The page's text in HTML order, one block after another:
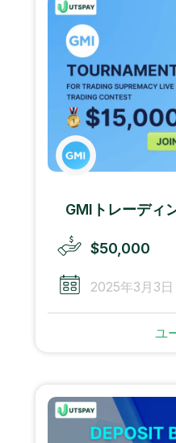
GMIトレーディ
$50,000
2025年3月3日
ユ